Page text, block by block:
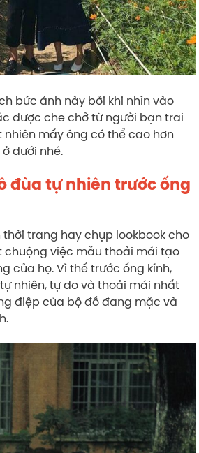
bức ảnh này bởi khi nhìn vào
được che chở từ người bạn trai
nhiên mấy ông có thể cao hơn
dưới nhé.
đùa tự nhiên trước ống
trang hay chụp lookbook cho
chuộng việc mẫu thoải mái tạo
của họ. Vì thế trước ống kính,
nhiên, tự do và thoải mái nhất
điệp của bộ đồ đang mặc và